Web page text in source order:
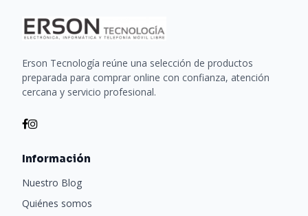
Erson Tecnología reúne una selección de productos
preparada para comprar online con confianza, atención
cercana y servicio profesional.
Información
Nuestro Blog
Quiénes somos